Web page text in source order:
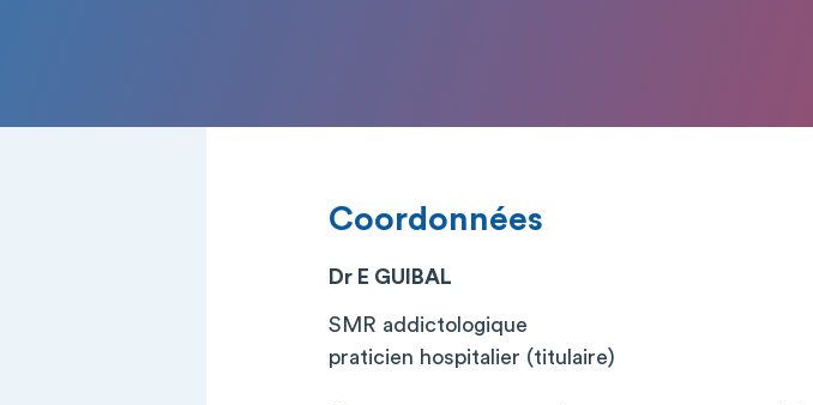
Coordonnées
Dr E GUIBAL
SMR addictologique
praticien hospitalier (titulaire)